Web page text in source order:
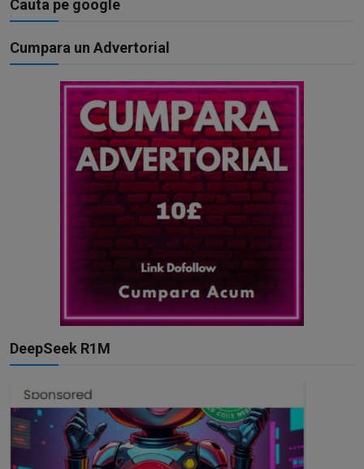
Cauta pe google
Cumpara un Advertorial
DeepSeek R1M